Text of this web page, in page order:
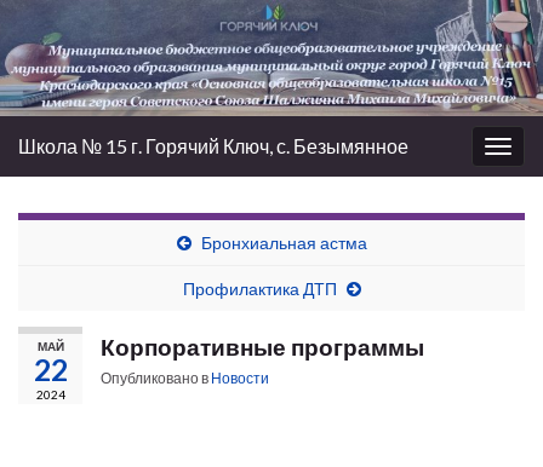
Вкл/
выкл
Школа № 15 г. Горячий Ключ, с. Безымянное
Бронхиальная астма
Профилактика ДТП
МАЙ
22
2024
Корпоративные программы
Опубликовано в Новости